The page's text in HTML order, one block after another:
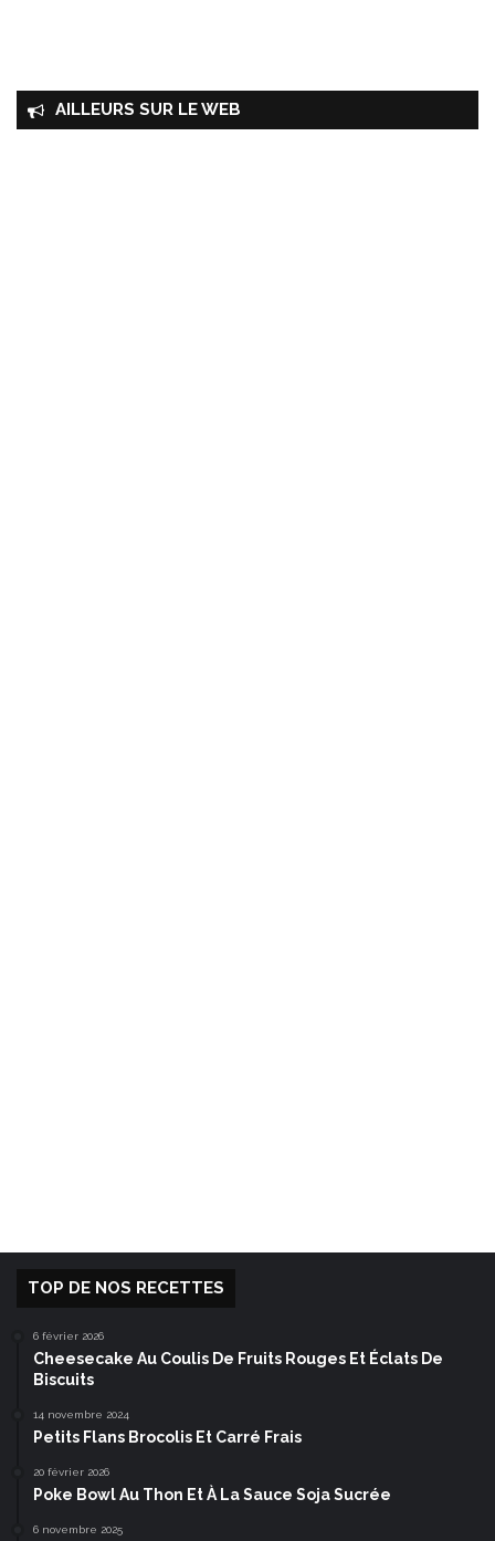
AILLEURS SUR LE WEB
TOP DE NOS RECETTES
6 février 2026
Cheesecake Au Coulis De Fruits Rouges Et Éclats De
Biscuits
14 novembre 2024
Petits Flans Brocolis Et Carré Frais
20 février 2026
Poke Bowl Au Thon Et À La Sauce Soja Sucrée
6 novembre 2025